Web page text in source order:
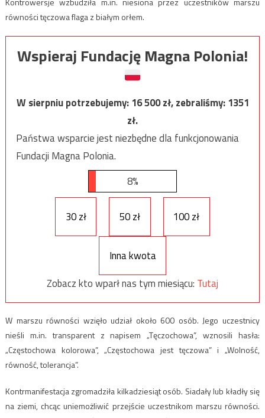
równości tęczowa flaga z białym orłem.
Wspieraj Fundację Magna Polonia!
W sierpniu potrzebujemy:16 500zł, zebraliśmy:1351
zł.
Państwa wsparcie jest niezbędne dla funkcjonowania
Fundacji Magna Polonia.
8%
30 zł 50 zł 100 zł
Inna kwota
Zobacz kto wparł nas tym miesiącu: Tutaj
W marszu równości wzięło udział około 600 osób. Jego uczestnicy
nieśli m.in. transparent z napisem „Tęczochowa”, wznosili hasła:
„Częstochowa kolorowa”, „Częstochowa jest tęczowa” i „Wolność,
równość, tolerancja”.
Kontrmanifestacja zgromadziła kilkadziesiąt osób. Siadały lub kładły się
na ziemi, chcąc uniemożliwić przejście uczestnikom marszu równości.